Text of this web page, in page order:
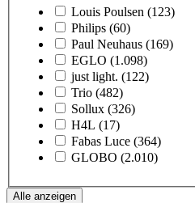
Louis Poulsen (123)
Philips (60)
Paul Neuhaus (169)
EGLO (1.098)
just light. (122)
Trio (482)
Sollux (326)
H4L (17)
Fabas Luce (364)
GLOBO (2.010)
Alle anzeigen